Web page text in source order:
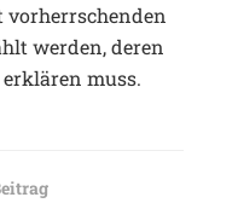
werden, deren
muss.